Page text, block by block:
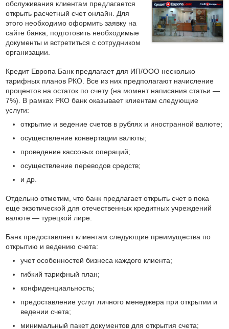
обслуживания клиентам предлагается
открыть расчетный счет онлайн. Для
этого необходимо оформить заявку на
сайте банка, подготовить необходимые
документы и встретиться с сотрудником
организации.
Кредит Европа Банк предлагает для ИП/ООО несколько
тарифных планов РКО. Все из них предполагают начисление
процентов на остаток по счету (на момент написания статьи —
7%). В рамках РКО банк оказывает клиентам следующие
услуги:
открытие и ведение счетов в рублях и иностранной валюте;
осуществление конвертации валюты;
проведение кассовых операций;
осуществление переводов средств;
и др.
Отдельно отметим, что банк предлагает открыть счет в пока
еще экзотической для отечественных кредитных учреждений
валюте — турецкой лире.
Банк предоставляет клиентам следующие преимущества по
открытию и ведению счета:
учет особенностей бизнеса каждого клиента;
гибкий тарифный план;
конфиденциальность;
предоставление услуг личного менеджера при открытии и
ведении счета;
минимальный пакет документов для открытия счета;